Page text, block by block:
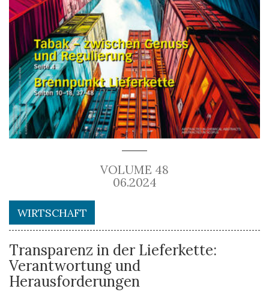
VOLUME 48
06.2024
WIRTSCHAFT
Transparenz in der Lieferkette:
Verantwortung und
Herausforderungen